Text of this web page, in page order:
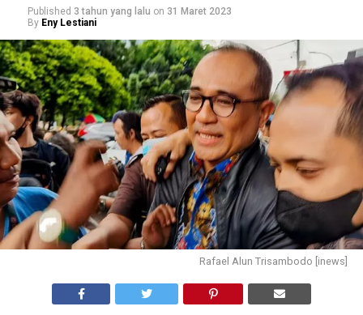
Published 3 tahun yang lalu on 31 Maret 2023
By Eny Lestiani
Rafael Alun Trisambodo [inews]